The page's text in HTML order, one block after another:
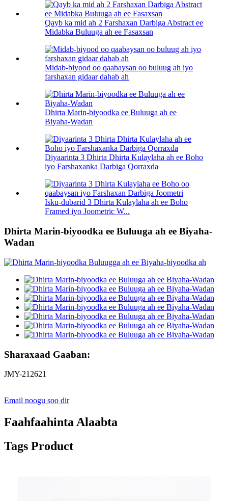
Qayb ka mid ah 2 Farshaxan Darbiga Abstract ee
Midabka Buluuga ah ee Fasaxsan
Midab-biyood oo qaabaysan oo buluug ah iyo
farshaxan gidaar dahab ah
Dhirta Marin-biyoodka ee Buluuga ah ee
Biyaha-Wadan
Diyaarinta 3 Dhirta Dhirta Kulaylaha ah ee Boho
iyo Farshaxanka Darbiga Qorraxda
Isku-dubarid 3 Dhirta Kulaylaha ah ee Boho
Framed iyo Joometric W...
Dhirta Marin-biyoodka ee Buluuga ah ee Biyaha-
Wadan
Sharaxaad Gaaban:
JMY-212621
Email noogu soo dir
Faahfaahinta Alaabta
Tags Product